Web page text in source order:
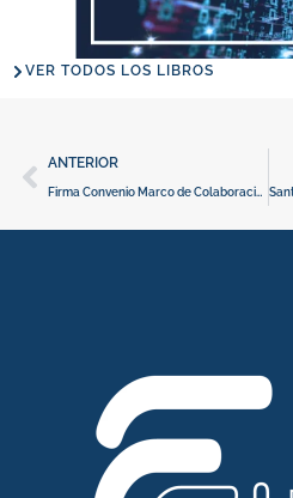
VER TODOS LOS LIBROS
Ant
ANTERIOR
Firma Convenio Marco de Colaboración entre APD y FEI